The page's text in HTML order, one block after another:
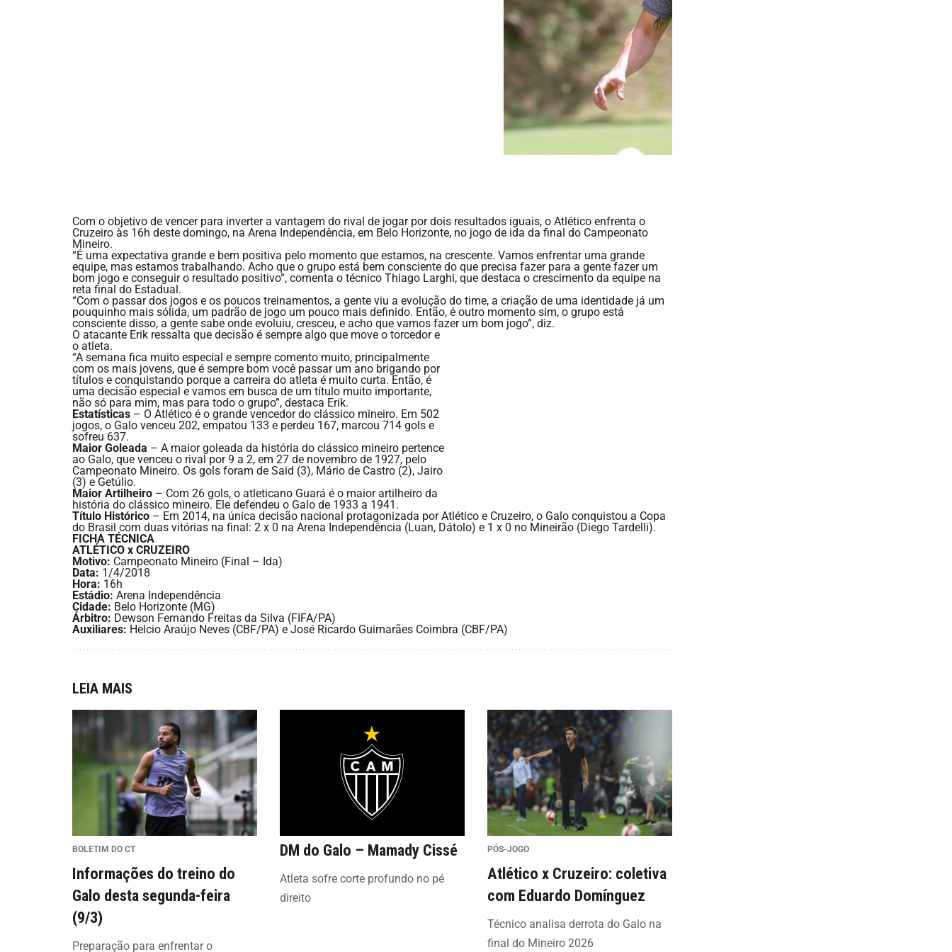
Com o objetivo de vencer para inverter a vantagem do rival de jogar por dois resultados iguais, o Atlético enfrenta o
Cruzeiro às 16h deste domingo, na Arena Independência, em Belo Horizonte, no jogo de ida da final do Campeonato
Mineiro.
“É uma expectativa grande e bem positiva pelo momento que estamos, na crescente. Vamos enfrentar uma grande
equipe, mas estamos trabalhando. Acho que o grupo está bem consciente do que precisa fazer para a gente fazer um
bom jogo e conseguir o resultado positivo”, comenta o técnico Thiago Larghi, que destaca o crescimento da equipe na
reta final do Estadual.
“Com o passar dos jogos e os poucos treinamentos, a gente viu a evolução do time, a criação de uma identidade já um
pouquinho mais sólida, um padrão de jogo um pouco mais definido. Então, é outro momento sim, o grupo está
consciente disso, a gente sabe onde evoluiu, cresceu, e acho que vamos fazer um bom jogo”, diz.
O atacante Erik ressalta que decisão é sempre algo que move o torcedor e
o atleta.
“A semana fica muito especial e sempre comento muito, principalmente
com os mais jovens, que é sempre bom você passar um ano brigando por
títulos e conquistando porque a carreira do atleta é muito curta. Então, é
uma decisão especial e vamos em busca de um título muito importante,
não só para mim, mas para todo o grupo”, destaca Erik.
Estatísticas – O Atlético é o grande vencedor do clássico mineiro. Em 502
jogos, o Galo venceu 202, empatou 133 e perdeu 167, marcou 714 gols e
sofreu 637.
Maior Goleada – A maior goleada da história do clássico mineiro pertence
ao Galo, que venceu o rival por 9 a 2, em 27 de novembro de 1927, pelo
Campeonato Mineiro. Os gols foram de Said (3), Mário de Castro (2), Jairo
(3) e Getúlio.
Maior Artilheiro – Com 26 gols, o atleticano Guará é o maior artilheiro da
história do clássico mineiro. Ele defendeu o Galo de 1933 a 1941.
Título Histórico – Em 2014, na única decisão nacional protagonizada por Atlético e Cruzeiro, o Galo conquistou a Copa
do Brasil com duas vitórias na final: 2 x 0 na Arena Independência (Luan, Dátolo) e 1 x 0 no Mineirão (Diego Tardelli).
FICHA TÉCNICA
ATLÉTICO x CRUZEIRO
Motivo: Campeonato Mineiro (Final – Ida)
Data: 1/4/2018
Hora: 16h
Estádio: Arena Independência
Cidade: Belo Horizonte (MG)
Árbitro: Dewson Fernando Freitas da Silva (FIFA/PA)
Auxiliares: Helcio Araújo Neves (CBF/PA) e José Ricardo Guimarães Coimbra (CBF/PA)
LEIA MAIS
BOLETIM DO CT
Informações do treino do
Galo desta segunda-feira
(9/3)
Preparação para enfrentar o
DM do Galo – Mamady Cissé
Atleta sofre corte profundo no pé
direito
PÓS-JOGO
Atlético x Cruzeiro: coletiva
com Eduardo Domínguez
Técnico analisa derrota do Galo na
final do Mineiro 2026